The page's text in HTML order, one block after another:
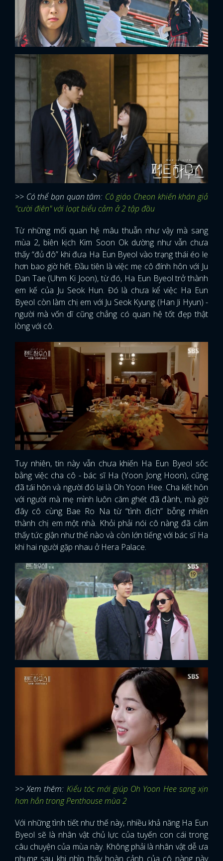
>> Có thể bạn quan tâm: Cô giáo Cheon khiến khán giả
"cười điên" với loạt biểu cảm ở 2 tập đầu
Từ những mối quan hệ mâu thuẫn như vậy mà sang
mùa 2, biên kịch Kim Soon Ok dường như vẫn chưa
thấy “đủ đô” khi đưa Ha Eun Byeol vào trạng thái éo le
hơn bao giờ hết. Đầu tiên là việc mẹ cô đính hôn với Ju
Dan Tae (Uhm Ki Joon), từ đó, Ha Eun Byeol trở thành
em kế của Ju Seok Hun. Đó là chưa kể việc Ha Eun
Byeol còn làm chị em với Ju Seok Kyung (Han Ji Hyun) -
người mà vốn dĩ cũng chẳng có quan hệ tốt đẹp thật
lòng với cô.
Tuy nhiên, tin này vẫn chưa khiến Ha Eun Byeol sốc
bằng việc cha cô - bác sĩ Ha (Yoon Jong Hoon), cũng
đã tái hôn và người đó lại là Oh Yoon Hee. Cha kết hôn
với người mà mẹ mình luôn căm ghét đã đành, mà giờ
đây cô cùng Bae Ro Na từ “tình địch” bỗng nhiên
thành chị em một nhà. Khỏi phải nói cô nàng đã cảm
thấy tức giận như thế nào và còn lớn tiếng với bác sĩ Ha
khi hai người gặp nhau ở Hera Palace.
>> Xem thêm: Kiểu tóc mới giúp Oh Yoon Hee sang xịn
hơn hẳn trong Penthouse mùa 2
Với những tình tiết như thế này, nhiều khả năng Ha Eun
Byeol sẽ là nhân vật chủ lực của tuyến con cái trong
câu chuyện của mùa này. Không phải là nhân vật dễ ưa
nhưng sau khi nhìn thấy hoàn cảnh của cô nàng này